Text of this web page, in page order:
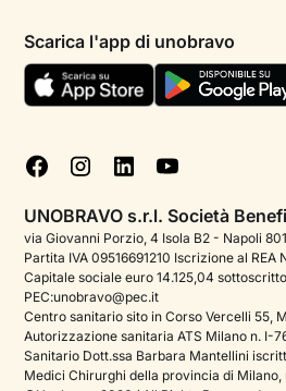
Aiuto urgente
FAQ
Podcast di psicologia
Corporate
Psicologo italiano all'estero
Sala stampa
Termini e condizioni
Informativa Privacy
Cookie policy
Gestisci cookie
Scarica l'app di unobravo
UNOBRAVO s.r.l. Società
via Giovanni Porzio, 4 Isola B2 - Napoli
Partita IVA 09516691210 Iscrizione al REA
Capitale sociale euro 14.125,04
PEC:unobravo@pec.it
Centro sanitario sito in Corso Vercelli 55,
Autorizzazione sanitaria ATS Milano n. I-
Sanitario Dott.ssa Barbara Mantellini
Medici Chirurghi della provincia di Milano,